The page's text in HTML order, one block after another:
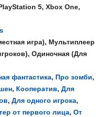
5, Xbox One,
игра), Мультиплеер
), Одиночная (Для
фантастика, Про зомби,
, Кооператив, Для
, Для одного игрока,
от первого лица, От